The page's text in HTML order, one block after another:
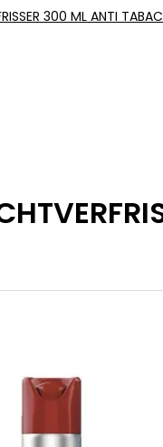
300 ML ANTI TABAC